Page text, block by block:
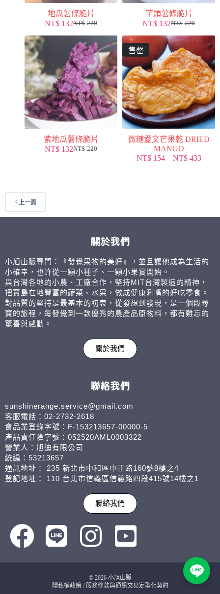
地瓜薯條脆片
NT$ 220
NT$ 132
芋頭薯條脆片
NT$ 220
NT$ 132
紫地瓜薯條脆片
NT$ 220
NT$ 132
售罄
微糖愛文芒果乾 DRIED
MANGO
NT$ 154 – NT$ 433
上一頁
關於我們
小旭山脈專門：『發覺果物的美好』，並且讓他成為生活的
小確幸，也許從一顆小種子、一顆小果實開始。
與台灣各地的小農、工廠合作，堅持MIT台灣製造的精神，
把寶島在地豐富的蔬菜、水果，做成健康涮嘴的好吃零食。
對品質的堅持是最基本的初衷，從發想到發現，是一個段尋
寶的旅程，每發覺到一款優秀的農產品原物料，都有難忘的
驚喜與感動。
關於我們
聯絡我們
sunshinerange.service@gmail.com
客服電話：02-2732-2618
食品業登錄字號：F-153213657-00000-5
產品責任險字號：052520AML0003322
營業人：旭迪有限公司
統編：53213657
通訊地址： 235 新北市中和區中正路160號8樓之4
登記地址： 110 台北市信義區信義路四段415號14樓之1
聯絡我們
© 2026 小旭山脈
隱私權政策/服務條款與通訊交易定型化契約